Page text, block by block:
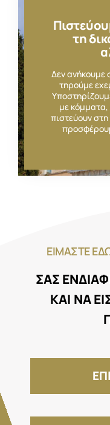
τη
Δεν ανήκουμε
τηρούμε
με
πιστεύουν
ΕΙΜΑΣΤΕ
ΣΑΣ
ΚΑΙ ΝΑ